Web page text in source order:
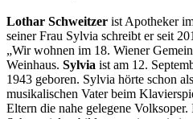
Lothar Schweitzer ist Apotheker
seiner Frau Sylvia schreibt er seit
„Wir wohnen im 18. Wiener
Weinhaus. Sylvia ist am 12.
1943 geboren. Sylvia hörte schon
musikalischen Vater beim
Eltern die nahe gelegene